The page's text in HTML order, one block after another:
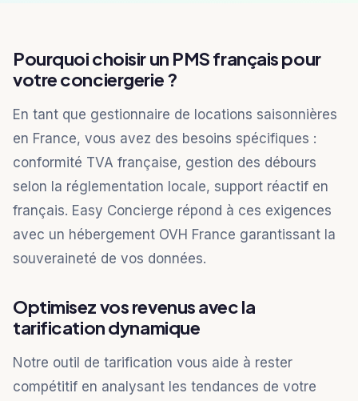
Pourquoi choisir un PMS français pour
votre conciergerie ?
En tant que gestionnaire de locations saisonnières
en France, vous avez des besoins spécifiques :
conformité TVA française, gestion des débours
selon la réglementation locale, support réactif en
français. Easy Concierge répond à ces exigences
avec un hébergement OVH France garantissant la
souveraineté de vos données.
Optimisez vos revenus avec la
tarification dynamique
Notre outil de tarification vous aide à rester
compétitif en analysant les tendances de votre